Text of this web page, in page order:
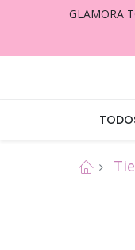
GLAMORA